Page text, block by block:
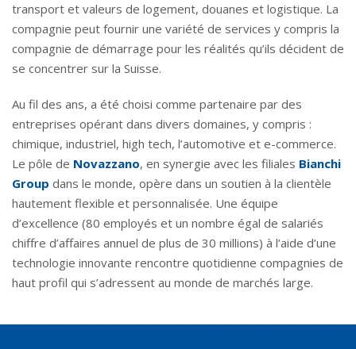
transport et valeurs de logement, douanes et logistique. La
compagnie peut fournir une variété de services y compris la
compagnie de démarrage pour les réalités qu’ils décident de
se concentrer sur la Suisse.
Au fil des ans, a été choisi comme partenaire par des
entreprises opérant dans divers domaines, y compris :
chimique, industriel, high tech, l’automotive et e-commerce.
Le pôle de Novazzano, en synergie avec les filiales Bianchi
Group dans le monde, opère dans un soutien à la clientèle
hautement flexible et personnalisée. Une équipe
d’excellence (80 employés et un nombre égal de salariés
chiffre d’affaires annuel de plus de 30 millions) à l’aide d’une
technologie innovante rencontre quotidienne compagnies de
haut profil qui s’adressent au monde de marchés large.